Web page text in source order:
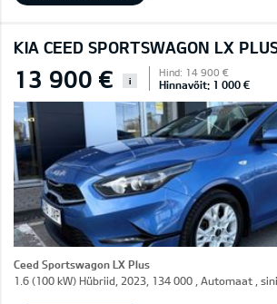
KIA CEED SPORTSWAGON LX
13 900 € i
Hind: 14 900 €
Hinnavõit: 1 000 €
Ceed Sportswagon LX Plus
1.6 (100 kW) Hübriid, 2023, 134 000 , Automaat ,